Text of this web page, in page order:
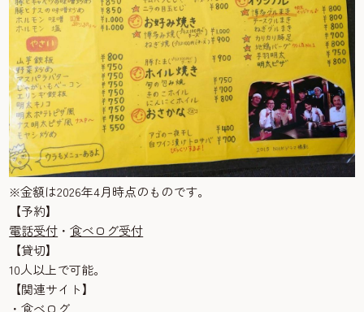
※金額は2026年4月時点のものです。
【予約】
電話受付 ・食べログ受付
【貸切】
10人以上で可能。
【関連サイト】
・食べログ